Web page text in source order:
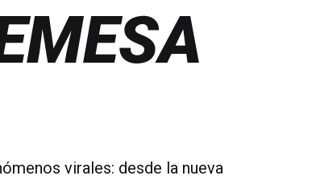
virales: desde la nueva